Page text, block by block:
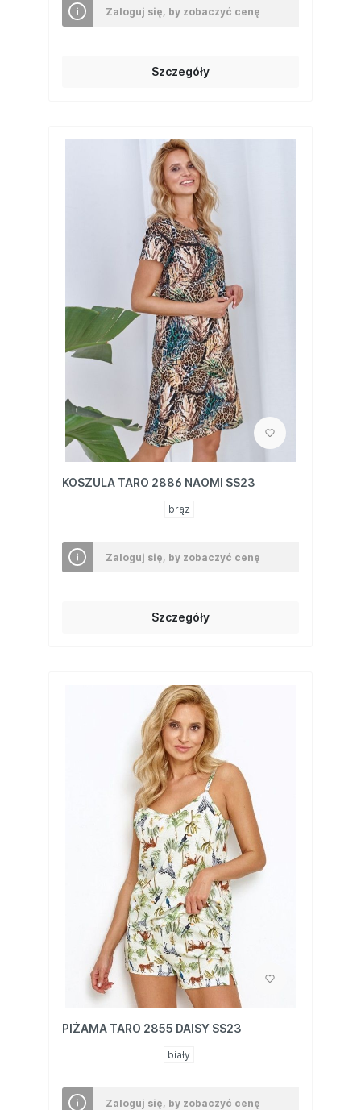
Zaloguj się, by zobaczyć cenę
Szczegóły
KOSZULA TARO 2886 NAOMI SS23
brąz
Zaloguj się, by zobaczyć cenę
Szczegóły
PIŻAMA TARO 2855 DAISY SS23
biały
Zaloguj się, by zobaczyć cenę